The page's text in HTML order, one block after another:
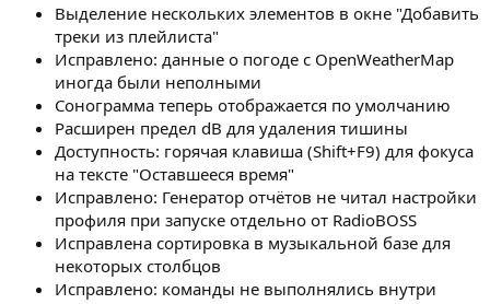
Выделение нескольких элементов в окне "Добавить
треки из плейлиста"
Исправлено: данные о погоде с OpenWeatherMap
иногда были неполными
Сонограмма теперь отображается по умолчанию
Расширен предел dB для удаления тишины
Доступность: горячая клавиша (Shift+F9) для фокуса
на тексте "Оставшееся время"
Исправлено: Генератор отчётов не читал настройки
профиля при запуске отдельно от RadioBOSS
Исправлена сортировка в музыкальной базе для
некоторых столбцов
Исправлено: команды не выполнялись внутри